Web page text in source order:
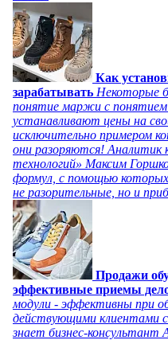
Как
зарабатывать Некоторые
понятие маржи с понятием
устанавливают цены на
исключительно примером
они разоряются! Аналитик
технологий» Максим
формул, с помощью
не разорительные, но и
Продажи
эффективные приемы
модули - эффективны при
действующими клиентами
знает бизнес-консультант